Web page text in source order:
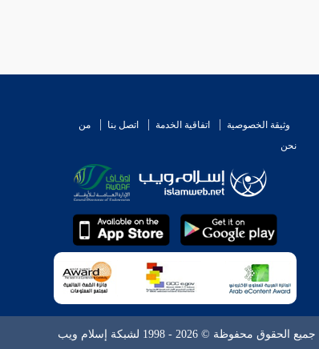
وثيقة الخصوصية اتفاقية الخدمة اتصل بنا
من
نحن
جميع الحقوق محفوظة © 2026 - 1998 لشبكة إسلام ويب